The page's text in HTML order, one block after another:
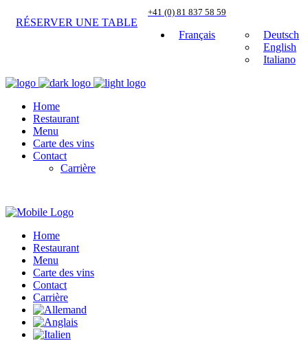
RÉSERVER UNE TABLE
+41 (0) 81 837 58 59
Français
Deutsch
English
Italiano
Home
Restaurant
Menu
Carte des vins
Contact
Carrière
Home
Restaurant
Menu
Carte des vins
Contact
Carrière